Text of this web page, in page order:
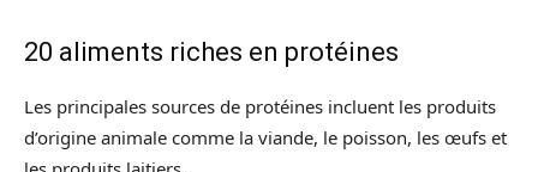
20 aliments riches en protéines
Les principales sources de protéines incluent les produits
d’origine animale comme la viande, le poisson, les œufs et